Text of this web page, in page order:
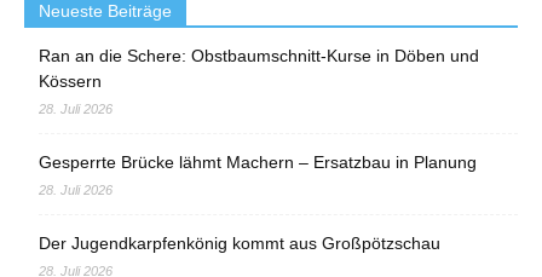
Neueste Beiträge
Ran an die Schere: Obstbaumschnitt-Kurse in Döben und
Kössern
28. Juli 2026
Gesperrte Brücke lähmt Machern – Ersatzbau in Planung
28. Juli 2026
Der Jugendkarpfenkönig kommt aus Großpötzschau
28. Juli 2026